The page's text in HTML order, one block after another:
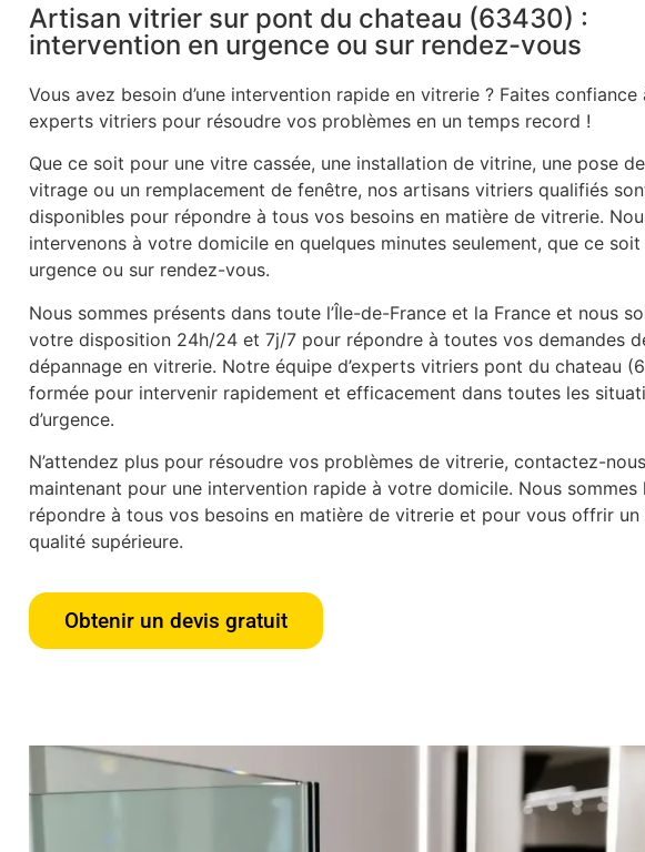
Artisan vitrier sur pont du chateau (63430) :
intervention en urgence ou sur rendez-vous
Vous avez besoin d’une intervention rapide en vitrerie ? Faites confiance
experts vitriers pour résoudre vos problèmes en un temps record !
Que ce soit pour une vitre cassée, une installation de vitrine, une pose
vitrage ou un remplacement de fenêtre, nos artisans vitriers qualifiés
disponibles pour répondre à tous vos besoins en matière de vitrerie.
intervenons à votre domicile en quelques minutes seulement, que ce soit
urgence ou sur rendez-vous.
Nous sommes présents dans toute l’Île-de-France et la France et nous
votre disposition 24h/24 et 7j/7 pour répondre à toutes vos demandes
dépannage en vitrerie. Notre équipe d’experts vitriers pont du chateau
formée pour intervenir rapidement et efficacement dans toutes les
d’urgence.
N’attendez plus pour résoudre vos problèmes de vitrerie, contactez-
maintenant pour une intervention rapide à votre domicile. Nous sommes
répondre à tous vos besoins en matière de vitrerie et pour vous offrir un
qualité supérieure.
Obtenir un devis gratuit